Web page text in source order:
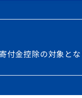
金控除の対象とな